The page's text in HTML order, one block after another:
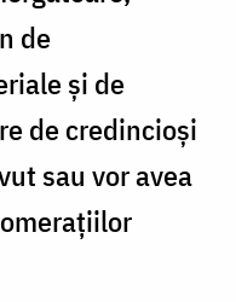
de
și de
de credincioși
sau vor avea